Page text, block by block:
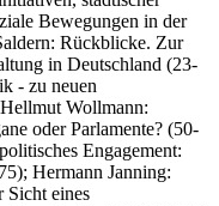
Bewegungen in der
Rückblicke. Zur
in Deutschland (23-
- zu neuen
Wollmann:
oder Parlamente? (50-
Engagement:
Hermann Janning:
Sicht eines